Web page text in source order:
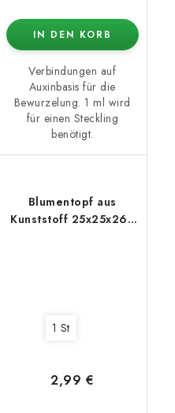
IN DEN KORB
Verbindungen auf
Auxinbasis für die
Bewurzelung. 1 ml wird
für einen Steckling
benötigt.
Blumentopf aus
Kunststoff 25x25x26 -
1 St
2,99 €